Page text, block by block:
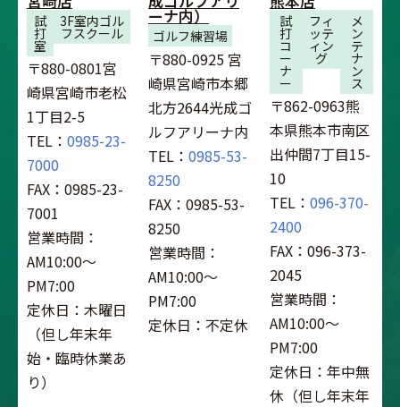
試
打
室
3F室内ゴル
フスクール
〒880-0801宮
崎県宮崎市老松
1丁目2-5
TEL： 0985-23-
7000
FAX：0985-23-
7001
営業時間：
AM10:00～
PM7:00
定休日：木曜日
（但し年末年
始・臨時休業あ
り）
ーナ内）
ゴルフ練習場
〒880-0925 宮
崎県宮崎市本郷
北方2644光成ゴ
ルフアリーナ内
TEL： 0985-53-
8250
FAX：0985-53-
8250
営業時間：
AM10:00～
PM7:00
定休日：不定休
試
打
コ
ー
ナ
ー
フィ
ッテ
ィン
グ
メ
ン
テ
ナ
ン
ス
〒862-0963熊
本県熊本市南区
出仲間7丁目15-
10
TEL： 096-370-
2400
FAX：096-373-
2045
営業時間：
AM10:00～
PM7:00
定休日：年中無
休（但し年末年